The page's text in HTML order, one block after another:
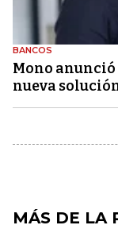
BANCOS
Mono
nueva
MÁS DE LA